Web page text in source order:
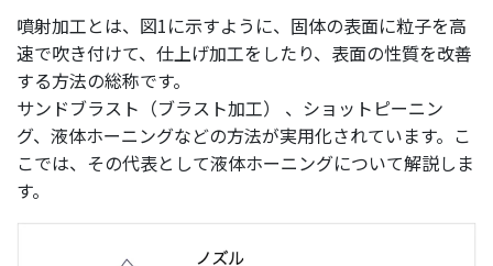
噴射加工とは、図1に示すように、固体の表面に粒子を高
速で吹き付けて、仕上げ加工をしたり、表面の性質を改善
する方法の総称です。
サンドブラスト（ブラスト加工） 、ショットピーニン
グ、液体ホーニングなどの方法が実用化されています。こ
こでは、その代表として液体ホーニングについて解説しま
す。